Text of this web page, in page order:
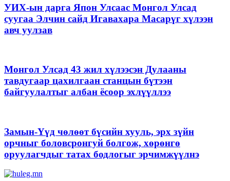
УИХ-ын дарга Япон Улсаас Монгол Улсад
суугаа Элчин сайд Игавахара Масарүг хүлээн
авч уулзав
Монгол Улсад 43 жил хүлээсэн Дулааны
тавдугаар цахилгаан станцын бүтээн
байгуулалтыг албан ёсоор эхлүүллээ
Замын-Үүд чөлөөт бүсийн хууль, эрх зүйн
орчныг боловсронгуй болгож, хөрөнгө
оруулагчдыг татах бодлогыг эрчимжүүлнэ